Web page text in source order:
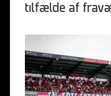
tilfælde af